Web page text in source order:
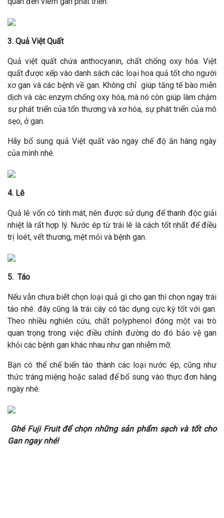
3. Quả Việt Quất
Quả việt quất chứa anthocyanin, chất chống oxy hóa. Việt
quất được xếp vào danh sách các loại hoa quả tốt cho người
xơ gan và các bệnh về gan. Không chỉ giúp tăng tế bào miễn
dịch và các enzym chống oxy hóa, mà nó còn giúp làm chậm
sự phát triển của tổn thương và xơ hóa, sự phát triển của mô
sẹo, ở gan.
Hãy bổ sung quả Việt quất vào ngay chế độ ăn hàng ngày
của mình nhé.
4. Lê
Quả lê vốn có tính mát, nên được sử dụng để thanh độc giải
nhiệt là rất hợp lý. Nước ép từ trái lê là cách tốt nhất để điều
trị loét, vết thương, mệt mỏi và bệnh gan.
5. Táo
Nếu vẫn chưa biết chọn loại quả gì cho gan thì chọn ngay trái
táo nhé. đây cũng là trái cây có tác dụng cực kỳ tốt với gan.
Theo nhiều nghiên cứu, chất polyphenol đóng một vai trò
quan trọng trong việc điều chỉnh đường do đó bảo vệ gan
khỏi các bệnh gan khác nhau như gan nhiễm mỡ.
Bạn có thể chế biến táo thành các loại nước ép, cũng như
thức tráng miệng hoặc salad để bổ sung vào thực đơn hàng
ngày nhé.
Ghé Fuji Fruit để chọn những sản phẩm sạch và tốt cho
Gan ngay nhé!